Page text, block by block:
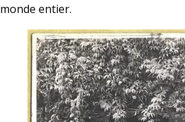
monde entier.